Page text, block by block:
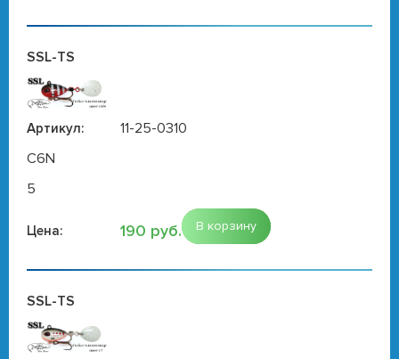
SSL-TS
Артикул:
11-25-0310
C6N
5
Цена: 190 руб. В корзину
SSL-TS